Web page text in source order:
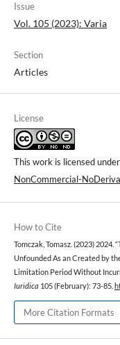
Issue
Vol. 105 (2023): Varia
Section
Articles
License
This work is licensed
NonCommercial-
How to Cite
Tomczak, Tomasz. (2023)
Unfounded As an Created by
Limitation Period Without
Iuridica 105 (February): 73-85.
More Citation Formats